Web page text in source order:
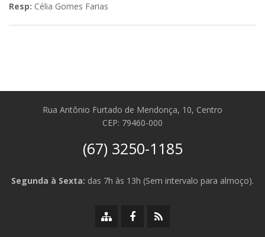
Resp: Célia Gomes Farias
Rua Antônio Furtado de Mendonça, 10, Centro
CEP: 79460-000
(67) 3250-1185
Segunda à Sexta: das 7h às 13h (Sem intervalo para almoço).
MapaFacebook
RSS